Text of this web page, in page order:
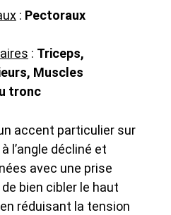
: Pectoraux
: Triceps,
Muscles
tronc
accent particulier sur
l’angle décliné et
avec une prise
bien cibler le haut
réduisant la tension